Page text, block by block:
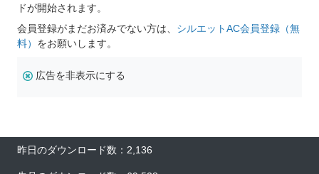
ドが開始されます。
会員登録がまだお済みでない方は、 シルエットAC会員登録（無
料） をお願いします。
広告を非表示にする
昨日のダウンロード数：2,136